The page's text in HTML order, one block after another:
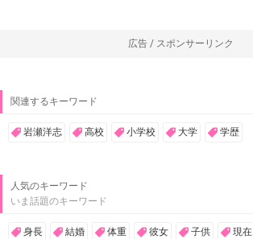
広告 / スポンサーリンク
関連するキーワード
岩瀬洋志 高校 小学校 大学 学歴
人気のキーワード
いま話題のキーワード
身長 結婚 体重 彼女 子供 現在